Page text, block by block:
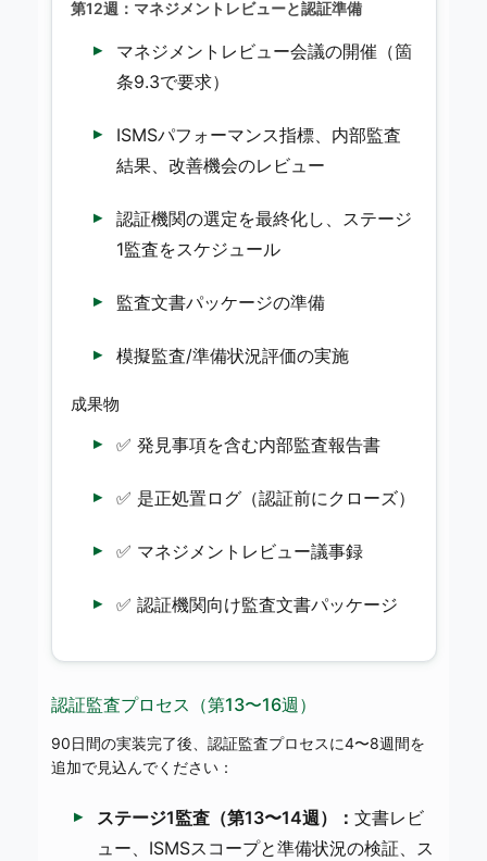
第12週：マネジメントレビューと認証準備
マネジメントレビュー会議の開催（箇
条9.3で要求）
ISMSパフォーマンス指標、内部監査
結果、改善機会のレビュー
認証機関の選定を最終化し、ステージ
1監査をスケジュール
監査文書パッケージの準備
模擬監査/準備状況評価の実施
成果物
✅ 発見事項を含む内部監査報告書
✅ 是正処置ログ（認証前にクローズ）
✅ マネジメントレビュー議事録
✅ 認証機関向け監査文書パッケージ
認証監査プロセス（第13〜16週）
90日間の実装完了後、認証監査プロセスに4〜8週間を
追加で見込んでください：
ステージ1監査（第13〜14週）： 文書レビ
ュー、ISMSスコープと準備状況の検証、ス